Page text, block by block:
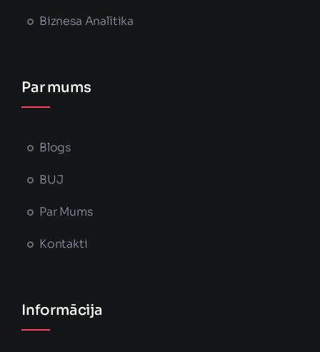
Biznesa Analītika
Par mums
Blogs
BUJ
Par Mums
Kontakti
Informācija